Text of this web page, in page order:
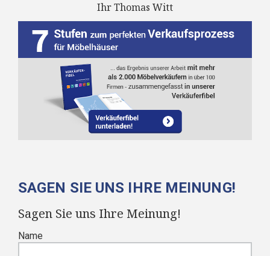
Ihr Thomas Witt
SAGEN SIE UNS IHRE MEINUNG!
Sagen Sie uns Ihre Meinung!
Name